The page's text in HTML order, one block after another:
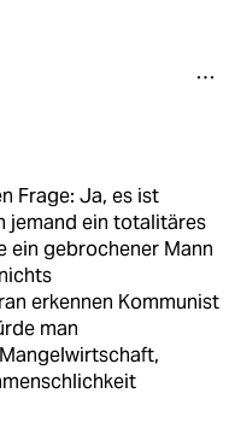
Frage: Ja, es ist
jemand ein totalitäres
ein gebrochener Mann
erkennen Kommunist
man